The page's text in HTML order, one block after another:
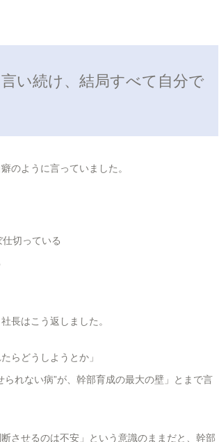
い続け、結局すべて自分で
のように言っていました。
切っている
長はこう返しました。
らどうしようとか」
れない病”が、幹部育成の最大の壁」とまで言
させるのは不安」という意識のままだと、幹部